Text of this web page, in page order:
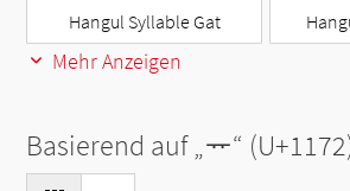
Hangul Syllable Gat
Mehr Anzeigen
Basierend auf „ᅲ“